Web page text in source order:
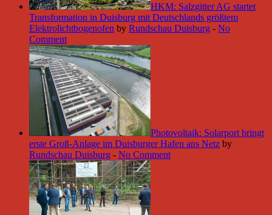
HKM: Salzgitter AG startet
Transformation in Duisburg mit Deutschlands größtem
Elektrolichtbogenofen by Rundschau Duisburg - No
Comment
Photovoltaik: Solarport bringt
erste Groß-Anlage im Duisburger Hafen ans Netz by
Rundschau Duisburg - No Comment